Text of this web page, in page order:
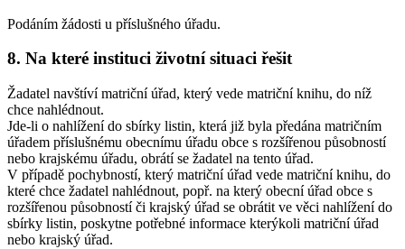
Podáním žádosti u příslušného úřadu.
8. Na které instituci životní situaci řešit
Žadatel navštíví matriční úřad, který vede matriční knihu, do níž
chce nahlédnout.
Jde-li o nahlížení do sbírky listin, která již byla předána matričním
úřadem příslušnému obecnímu úřadu obce s rozšířenou působností
nebo krajskému úřadu, obrátí se žadatel na tento úřad.
V případě pochybností, který matriční úřad vede matriční knihu, do
které chce žadatel nahlédnout, popř. na který obecní úřad obce s
rozšířenou působností či krajský úřad se obrátit ve věci nahlížení do
sbírky listin, poskytne potřebné informace kterýkoli matriční úřad
nebo krajský úřad.